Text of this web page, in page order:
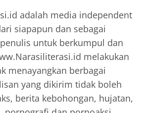
adalah media independent
siapapun dan sebagai
untuk berkumpul dan
melakukan
menayangkan berbagai
yang dikirim tidak boleh
berita kebohongan, hujatan,